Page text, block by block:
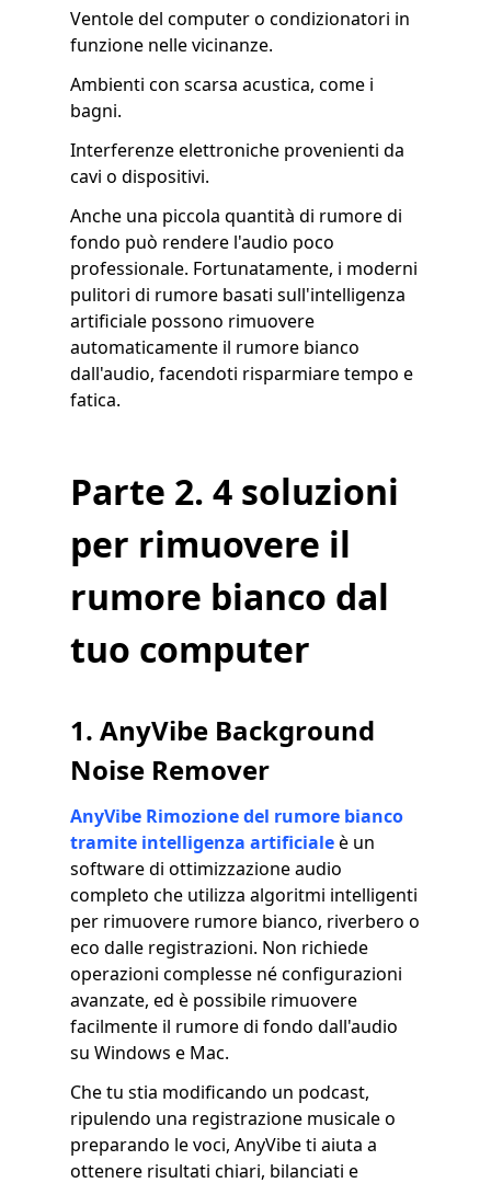
Ventole del computer o condizionatori in
funzione nelle vicinanze.
Ambienti con scarsa acustica, come i
bagni.
Interferenze elettroniche provenienti da
cavi o dispositivi.
Anche una piccola quantità di rumore di
fondo può rendere l'audio poco
professionale. Fortunatamente, i moderni
pulitori di rumore basati sull'intelligenza
artificiale possono rimuovere
automaticamente il rumore bianco
dall'audio, facendoti risparmiare tempo e
fatica.
Parte 2. 4 soluzioni
per rimuovere il
rumore bianco dal
tuo computer
1. AnyVibe Background
Noise Remover
AnyVibe Rimozione del rumore bianco
tramite intelligenza artificialeè un
software di ottimizzazione audio
completo che utilizza algoritmi intelligenti
per rimuovere rumore bianco, riverbero o
eco dalle registrazioni. Non richiede
operazioni complesse né configurazioni
avanzate, ed è possibile rimuovere
facilmente il rumore di fondo dall'audio
su Windows e Mac.
Che tu stia modificando un podcast,
ripulendo una registrazione musicale o
preparando le voci, AnyVibe ti aiuta a
ottenere risultati chiari, bilanciati e